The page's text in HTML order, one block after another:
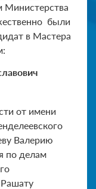
Министерства
были
в Мастера
от имени
Валерию
по делам